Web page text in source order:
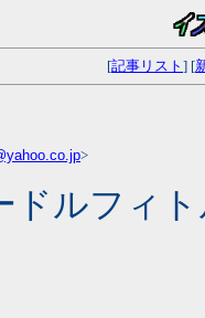
[記事リスト ] [
>
ドルフィ